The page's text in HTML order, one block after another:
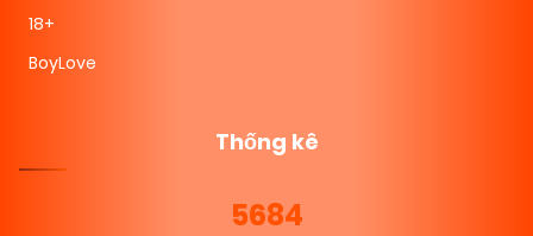
18+
BoyLove
Thống kê
5684